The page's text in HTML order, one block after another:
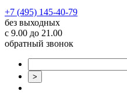
+7 (495) 145-40-79
без выходных
с 9.00 до 21.00
обратный звонок